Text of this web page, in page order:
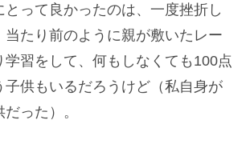
って良かったのは、一度挫折し
当たり前のように親が敷いたレー
学習をして、何もしなくても100点
子供もいるだろうけど（私自身が
った）。